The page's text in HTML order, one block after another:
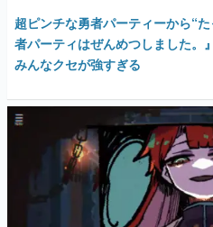
超ピンチな勇者パーティーから“
者パーティはぜんめつしました。
みんなクセが強すぎる